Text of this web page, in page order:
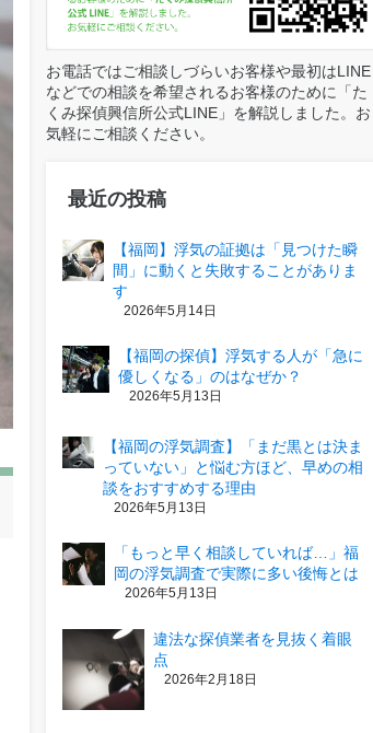
お電話ではご相談しづらいお客様や最初はLINE
などでの相談を希望されるお客様のために「た
くみ探偵興信所公式LINE」を解説しました。お
気軽にご相談ください。
最近の投稿
【福岡】浮気の証拠は「見つけた瞬
間」に動くと失敗することがありま
す
2026年5月14日
【福岡の探偵】浮気する人が「急に
優しくなる」のはなぜか？
2026年5月13日
【福岡の浮気調査】「まだ黒とは決ま
っていない」と悩む方ほど、早めの相
談をおすすめする理由
2026年5月13日
「もっと早く相談していれば…」福
岡の浮気調査で実際に多い後悔とは
2026年5月13日
違法な探偵業者を見抜く着眼
点
2026年2月18日